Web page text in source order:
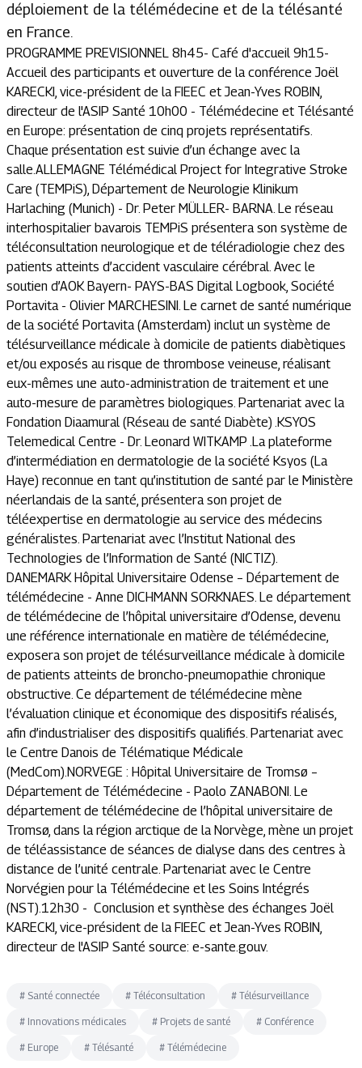
déploiement de la télémédecine et de la télésanté
en France.
PROGRAMME PREVISIONNEL 8h45- Café d'accueil 9h15-
Accueil des participants et ouverture de la conférence Joël
KARECKI, vice-président de la FIEEC et Jean-Yves ROBIN,
directeur de l'ASIP Santé 10h00 - Télémédecine et Télésanté
en Europe: présentation de cinq projets représentatifs.
Chaque présentation est suivie d’un échange avec la
salle.ALLEMAGNE Télémédical Project for Integrative Stroke
Care (TEMPiS), Département de Neurologie Klinikum
Harlaching (Munich) - Dr. Peter MÜLLER- BARNA. Le réseau
interhospitalier bavarois TEMPiS présentera son système de
téléconsultation neurologique et de téléradiologie chez des
patients atteints d’accident vasculaire cérébral. Avec le
soutien d’AOK Bayern- PAYS-BAS Digital Logbook, Société
Portavita - Olivier MARCHESINI. Le carnet de santé numérique
de la société Portavita (Amsterdam) inclut un système de
télésurveillance médicale à domicile de patients diabètiques
et/ou exposés au risque de thrombose veineuse, réalisant
eux-mêmes une auto-administration de traitement et une
auto-mesure de paramètres biologiques. Partenariat avec la
Fondation Diaamural (Réseau de santé Diabète) .KSYOS
Telemedical Centre - Dr. Leonard WITKAMP .La plateforme
d’intermédiation en dermatologie de la société Ksyos (La
Haye) reconnue en tant qu’institution de santé par le Ministère
néerlandais de la santé, présentera son projet de
téléexpertise en dermatologie au service des médecins
généralistes. Partenariat avec l’Institut National des
Technologies de l’Information de Santé (NICTIZ).
DANEMARK Hôpital Universitaire Odense – Département de
télémédecine - Anne DICHMANN SORKNAES. Le département
de télémédecine de l’hôpital universitaire d’Odense, devenu
une référence internationale en matière de télémédecine,
exposera son projet de télésurveillance médicale à domicile
de patients atteints de broncho-pneumopathie chronique
obstructive. Ce département de télémédecine mène
l’évaluation clinique et économique des dispositifs réalisés,
afin d’industrialiser des dispositifs qualifiés. Partenariat avec
le Centre Danois de Télématique Médicale
(MedCom).NORVEGE : Hôpital Universitaire de Tromsø –
Département de Télémédecine - Paolo ZANABONI. Le
département de télémédecine de l’hôpital universitaire de
Tromsø, dans la région arctique de la Norvège, mène un projet
de téléassistance de séances de dialyse dans des centres à
distance de l’unité centrale. Partenariat avec le Centre
Norvégien pour la Télémédecine et les Soins Intégrés
(NST).12h30 - Conclusion et synthèse des échanges Joël
KARECKI, vice-président de la FIEEC et Jean-Yves ROBIN,
directeur de l'ASIP Santé source: e-sante.gouv.
# Santé connectée # Téléconsultation # Télésurveillance
# Innovations médicales # Projets de santé # Conférence
# Europe # Télésanté # Télémédecine